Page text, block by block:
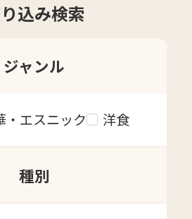
込み検索
ジャンル
・エスニック 洋食
種別